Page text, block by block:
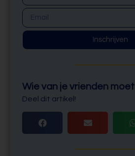
Inschrijven
Wie van je vrienden
Deel dit artikel!